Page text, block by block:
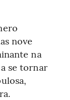
nove
na
se tornar